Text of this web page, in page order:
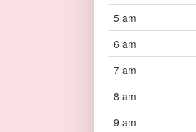
5 am
6 am
7 am
8 am
9 am